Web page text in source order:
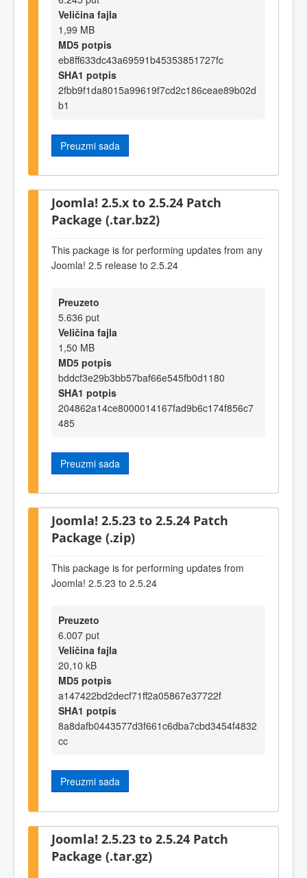
Veličina fajla
1,99 MB
MD5 potpis
eb8ff633dc43a69591b45353851727fc
SHA1 potpis
2fbb9f1da8015a99619f7cd2c186ceae89b02d
b1
Preuzmi sada
Joomla! 2.5.x to 2.5.24 Patch
Package (.tar.bz2)
This package is for performing updates from any
Joomla! 2.5 release to 2.5.24
Preuzeto
5.636 put
Veličina fajla
1,50 MB
MD5 potpis
bddcf3e29b3bb57baf66e545fb0d1180
SHA1 potpis
204862a14ce8000014167fad9b6c174f856c7
485
Preuzmi sada
Joomla! 2.5.23 to 2.5.24 Patch
Package (.zip)
This package is for performing updates from
Joomla! 2.5.23 to 2.5.24
Preuzeto
6.007 put
Veličina fajla
20,10 kB
MD5 potpis
a147422bd2decf71ff2a05867e37722f
SHA1 potpis
8a8dafb0443577d3f661c6dba7cbd3454f4832
cc
Preuzmi sada
Joomla! 2.5.23 to 2.5.24 Patch
Package (.tar.gz)